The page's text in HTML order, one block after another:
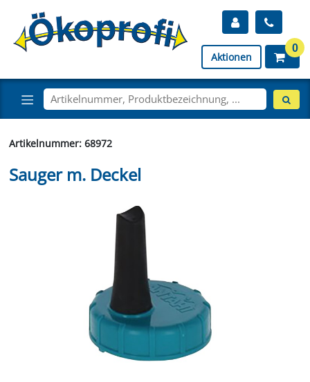
Aktionen
0
Artikelnummer: 68972
Sauger m. Deckel